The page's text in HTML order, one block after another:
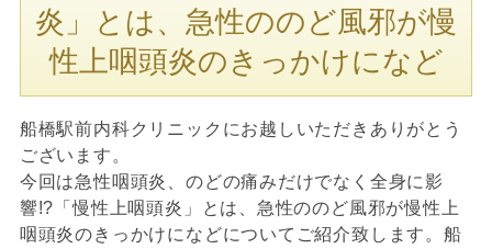
炎」とは、急性ののど風邪が慢
性上咽頭炎のきっかけになど
船橋駅前内科クリニックにお越しいただきありがとう
ございます。
今回は急性咽頭炎、のどの痛みだけでなく全身に影
響!?「慢性上咽頭炎」とは、急性ののど風邪が慢性上
咽頭炎のきっかけになどについてご紹介致します。船